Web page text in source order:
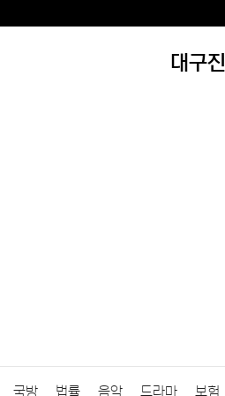
대구진
국방 법률 음악 드라마 보험